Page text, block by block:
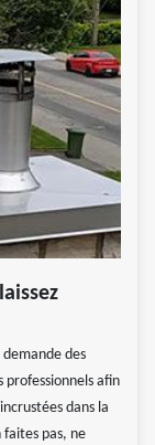
des
professionnels afin
dans la
faites pas, ne